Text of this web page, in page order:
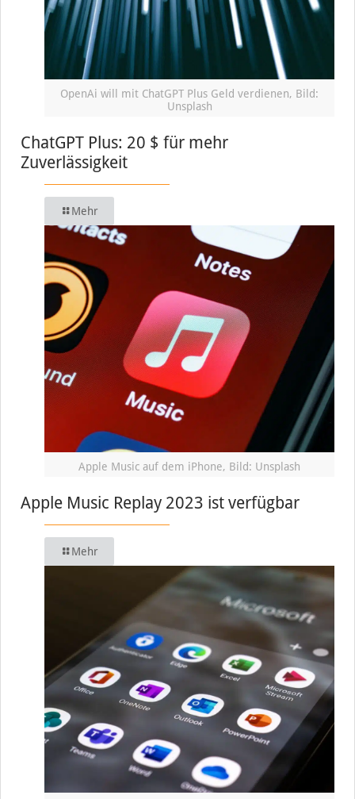
OpenAi will mit ChatGPT Plus Geld verdienen, Bild:
Unsplash
ChatGPT Plus: 20 $ für mehr
Zuverlässigkeit
Mehr
Apple Music auf dem iPhone, Bild: Unsplash
Apple Music Replay 2023 ist verfügbar
Mehr